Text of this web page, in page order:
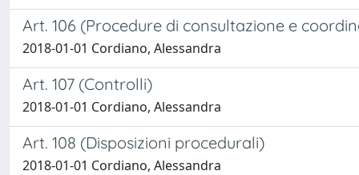
Art. 106 (Procedure di consultazione e
2018-01-01 Cordiano, Alessandra
Art. 107 (Controlli)
2018-01-01 Cordiano, Alessandra
Art. 108 (Disposizioni procedurali)
2018-01-01 Cordiano, Alessandra